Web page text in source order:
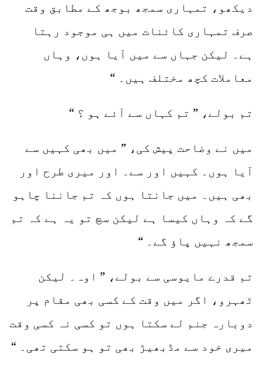
دیکھو، تمہاری سمجھ بوجھ کے مطابق وقت
صرف تمہاری کائنات میں ہی موجود رہتا
ہے۔ لیکن جہاں سے میں آیا ہوں، وہاں
معاملات کچھ مختلف ہیں۔ “
تم بولے، ” تم کہاں سے آئے ہو ؟ “
میں نے وضاحت پیش کی، ” میں بھی کہیں سے
آیا ہوں۔ کہیں اور سے۔ اور میری طرح اور
بھی ہیں۔ میں جانتا ہوں کہ تم جاننا چاہو
گے کہ وہاں کیسا ہے لیکن سچ تو یہ ہے کہ تم
سمجھ نہیں پاؤ گے۔ “
تم قدرے مایوسی سے بولے، ” اوہ۔ لیکن
ٹھہرو، اگر میں وقت کے کسی بھی مقام پر
دوبارہ جنم لے سکتا ہوں تو کسی نہ کسی وقت
میری خود سے مڈبھیڑ بھی تو ہو سکتی تھی۔ “